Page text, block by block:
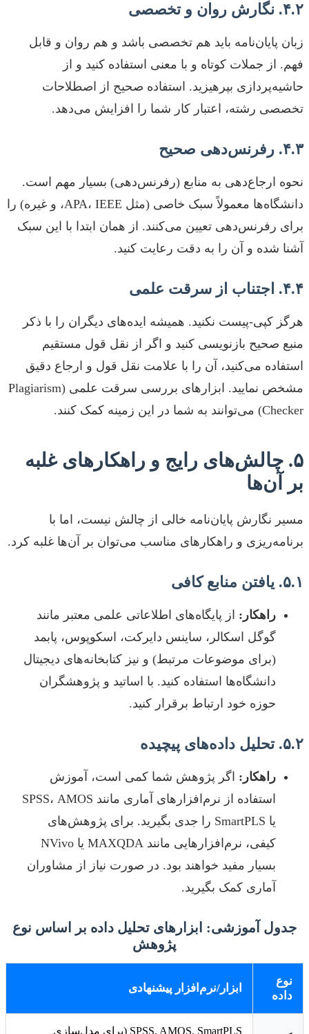
۴.۲. نگارش روان و تخصصی
زبان پایان‌نامه باید هم تخصصی باشد و هم روان و قابل
فهم. از جملات کوتاه و با معنی استفاده کنید و از
حاشیه‌پردازی بپرهیزید. استفاده صحیح از اصطلاحات
تخصصی رشته، اعتبار کار شما را افزایش می‌دهد.
۴.۳. رفرنس‌دهی صحیح
نحوه ارجاع‌دهی به منابع (رفرنس‌دهی) بسیار مهم است.
دانشگاه‌ها معمولاً سبک خاصی (مثل APA، IEEE، و غیره) را
برای رفرنس‌دهی تعیین می‌کنند. از همان ابتدا با این سبک
آشنا شده و آن را به دقت رعایت کنید.
۴.۴. اجتناب از سرقت علمی
هرگز کپی-پیست نکنید. همیشه ایده‌های دیگران را با ذکر
منبع صحیح بازنویسی کنید و اگر از نقل قول مستقیم
استفاده می‌کنید، آن را با علامت نقل قول و ارجاع دقیق
مشخص نمایید. ابزارهای بررسی سرقت علمی (Plagiarism
Checker) می‌توانند به شما در این زمینه کمک کنند.
۵. چالش‌های رایج و راهکارهای غلبه
بر آن‌ها
مسیر نگارش پایان‌نامه خالی از چالش نیست، اما با
برنامه‌ریزی و راهکارهای مناسب می‌توان بر آن‌ها غلبه کرد.
۵.۱. یافتن منابع کافی
راهکار: از پایگاه‌های اطلاعاتی علمی معتبر مانند
گوگل اسکالر، ساینس دایرکت، اسکوپوس، پابمد
(برای موضوعات مرتبط) و نیز کتابخانه‌های دیجیتال
دانشگاه‌ها استفاده کنید. با اساتید و پژوهشگران
حوزه خود ارتباط برقرار کنید.
۵.۲. تحلیل داده‌های پیچیده
راهکار: اگر پژوهش شما کمی است، آموزش
استفاده از نرم‌افزارهای آماری مانند SPSS، AMOS
یا SmartPLS را جدی بگیرید. برای پژوهش‌های
کیفی، نرم‌افزارهایی مانند MAXQDA یا NVivo
بسیار مفید خواهند بود. در صورت نیاز از مشاوران
آماری کمک بگیرید.
جدول آموزشی: ابزارهای تحلیل داده بر اساس نوع
پژوهش
نوع
داده
ابزار/نرم‌افزار پیشنهادی
SPSS, AMOS, SmartPLS (برای مدل‌سازی